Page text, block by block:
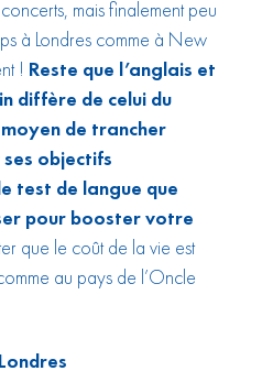
mais finalement peu
à Londres comme à New
! Reste que l’anglais et
diffère de celui du
de trancher
objectifs
test de langue que
pour booster votre
que le coût de la vie est
au pays de l’Oncle